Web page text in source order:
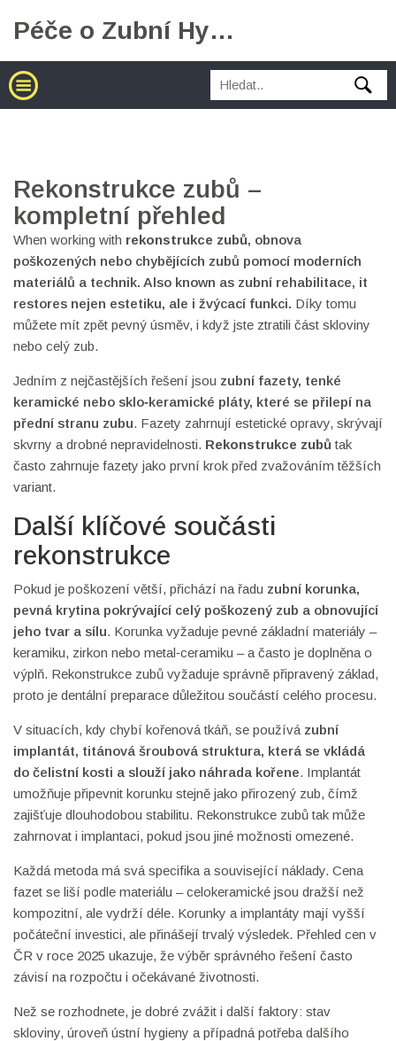
Péče o Zubní Hygienu
Rekonstrukce zubů –
kompletní přehled
When working with rekonstrukce zubů, obnova
poškozených nebo chybějících zubů pomocí moderních
materiálů a technik. Also known as zubní rehabilitace, it
restores nejen estetiku, ale i žvýcací funkci. Díky tomu
můžete mít zpět pevný úsměv, i když jste ztratili část skloviny
nebo celý zub.
Jedním z nejčastějších řešení jsou zubní fazety, tenké
keramické nebo sklo‑keramické pláty, které se přilepí na
přední stranu zubu. Fazety zahrnují estetické opravy, skrývají
skvrny a drobné nepravidelnosti. Rekonstrukce zubů tak
často zahrnuje fazety jako první krok před zvažováním těžších
variant.
Další klíčové součásti
rekonstrukce
Pokud je poškození větší, přichází na řadu zubní korunka,
pevná krytina pokrývající celý poškozený zub a obnovující
jeho tvar a sílu. Korunka vyžaduje pevné základní materiály –
keramiku, zirkon nebo metal‑ceramiku – a často je doplněna o
výplň. Rekonstrukce zubů vyžaduje správně připravený základ,
proto je dentální preparace důležitou součástí celého procesu.
V situacích, kdy chybí kořenová tkáň, se používá zubní
implantát, titánová šroubová struktura, která se vkládá
do čelistní kosti a slouží jako náhrada kořene. Implantát
umožňuje připevnit korunku stejně jako přirozený zub, čímž
zajišťuje dlouhodobou stabilitu. Rekonstrukce zubů tak může
zahrnovat i implantaci, pokud jsou jiné možnosti omezené.
Každá metoda má svá specifika a související náklady. Cena
fazet se liší podle materiálu – celokeramické jsou dražší než
kompozitní, ale vydrží déle. Korunky a implantáty mají vyšší
počáteční investici, ale přinášejí trvalý výsledek. Přehled cen v
ČR v roce 2025 ukazuje, že výběr správného řešení často
závisí na rozpočtu i očekávané životnosti.
Než se rozhodnete, je dobré zvážit i další faktory: stav
skloviny, úroveň ústní hygieny a případná potřeba dalšího